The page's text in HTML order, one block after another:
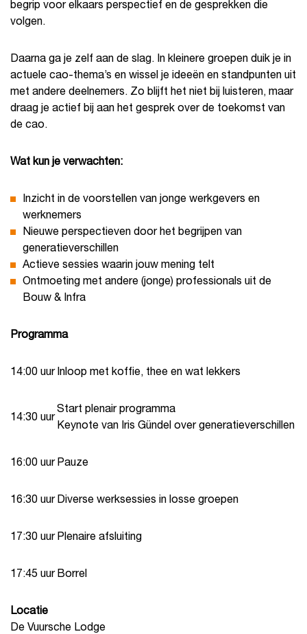
begrip voor elkaars perspectief en de gesprekken die
volgen.
Daarna ga je zelf aan de slag. In kleinere groepen duik je in
actuele cao-thema’s en wissel je ideeën en standpunten uit
met andere deelnemers. Zo blijft het niet bij luisteren, maar
draag je actief bij aan het gesprek over de toekomst van
de cao.
Wat kun je verwachten:
Inzicht in de voorstellen van jonge werkgevers en
werknemers
Nieuwe perspectieven door het begrijpen van
generatieverschillen
Actieve sessies waarin jouw mening telt
Ontmoeting met andere (jonge) professionals uit de
Bouw & Infra
Programma
14:00 uur Inloop met koffie, thee en wat lekkers
14:30 uur
Start plenair programma
Keynote van Iris Gündel over generatieverschillen
16:00 uur Pauze
16:30 uur Diverse werksessies in losse groepen
17:30 uur Plenaire afsluiting
17:45 uur Borrel
Locatie
De Vuursche Lodge